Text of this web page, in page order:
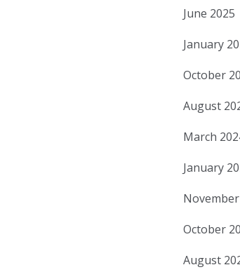
June 2025
January
October
August
March
January
October
August